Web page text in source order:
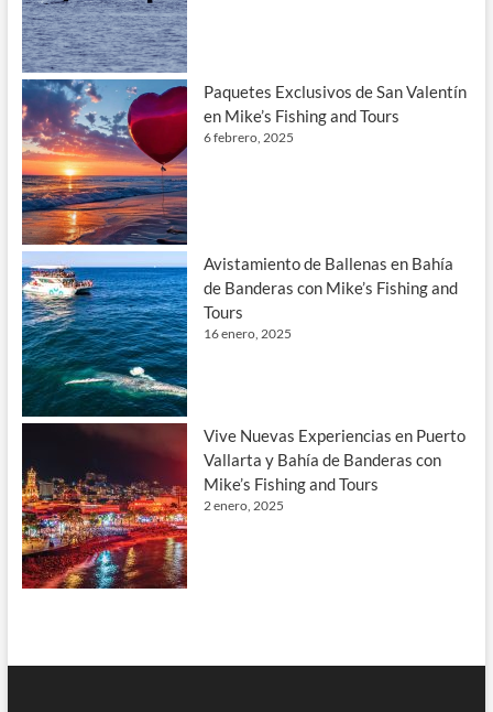
Paquetes Exclusivos de San Valentín
en Mike’s Fishing and Tours
6 febrero, 2025
Avistamiento de Ballenas en Bahía
de Banderas con Mike’s Fishing and
Tours
16 enero, 2025
Vive Nuevas Experiencias en Puerto
Vallarta y Bahía de Banderas con
Mike’s Fishing and Tours
2 enero, 2025